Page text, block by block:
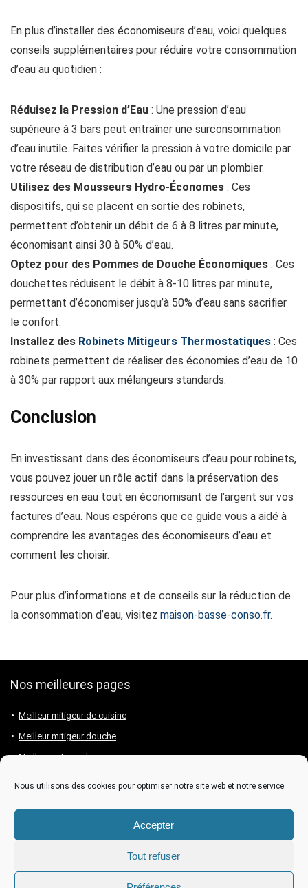
Nous utilisons des cookies pour optimiser notre site web et notre service.
Accepter
Tout refuser
En plus d’installer des économiseurs d’eau, voici quelques
conseils supplémentaires pour réduire votre consommation
d’eau au quotidien :
Réduisez la Pression d’Eau : Une pression d’eau
supérieure à 3 bars peut entraîner une surconsommation
d’eau inutile. Faites vérifier la pression à votre domicile par
votre réseau de distribution d’eau ou par un plombier.
Utilisez des Mousseurs Hydro-Économes : Ces
dispositifs, qui se placent en sortie des robinets,
permettent d’obtenir un débit de 6 à 8 litres par minute,
économisant ainsi 30 à 50% d’eau.
Optez pour des Pommes de Douche Économiques : Ces
douchettes réduisent le débit à 8-10 litres par minute,
permettant d’économiser jusqu’à 50% d’eau sans sacrifier
le confort.
Installez des Robinets Mitigeurs Thermostatiques : Ces
robinets permettent de réaliser des économies d’eau de 10
à 30% par rapport aux mélangeurs standards.
Conclusion
En investissant dans des économiseurs d’eau pour robinets,
vous pouvez jouer un rôle actif dans la préservation des
ressources en eau tout en économisant de l’argent sur vos
factures d’eau. Nous espérons que ce guide vous a aidé à
comprendre les avantages des économiseurs d’eau et
comment les choisir.
Pour plus d’informations et de conseils sur la réduction de
la consommation d’eau, visitez maison-basse-conso.fr.
Nos meilleures pages
Meilleur mitigeur de cuisine
Meilleur mitigeur douche
Meilleur mitigeur baignoire